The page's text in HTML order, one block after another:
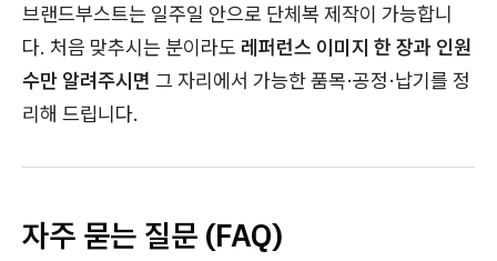
브랜드부스트는 일주일 안으로 단체복 제작이 가능합니
다. 처음 맞추시는 분이라도 레퍼런스 이미지 한 장과 인원
수만 알려주시면 그 자리에서 가능한 품목·공정·납기를 정
리해 드립니다.
자주 묻는 질문 (FAQ)